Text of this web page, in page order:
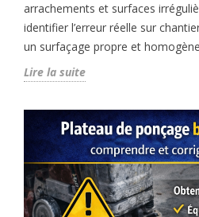
arrachements et surfaces
identifier l’erreur réelle sur
un surfaçage propre et
Lire la suite